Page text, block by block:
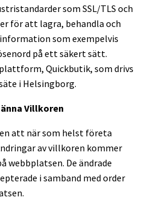
som SSL/TLS och
för att lagra, behandla och
som exempelvis
på ett säkert sätt.
plattform, Quickbutik, som drivs
i Helsingborg.
Villkoren
att när som helst företa
av villkoren kommer
webbplatsen. De ändrade
i samband med order